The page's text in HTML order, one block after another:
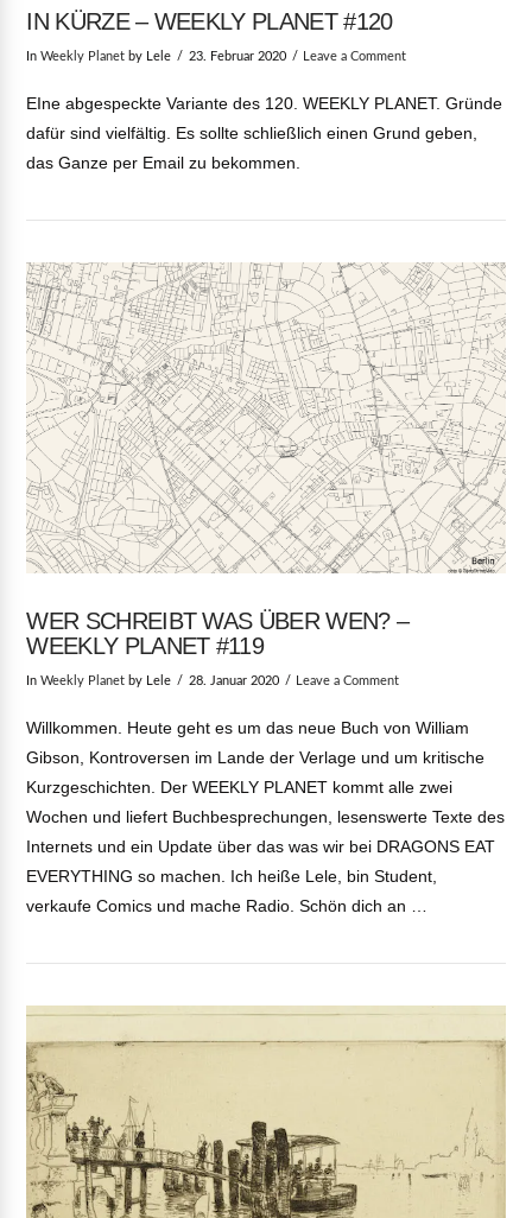
VIEW POST
IN KÜRZE – WEEKLY PLANET #120
InWeekly Planet by Lele 23. Februar 2020 Leave a Comment
EIne abgespeckte Variante des 120. WEEKLY PLANET. Gründe
dafür sind vielfältig. Es sollte schließlich einen Grund geben,
das Ganze per Email zu bekommen.
VIEW POST
WER SCHREIBT WAS ÜBER WEN? –
WEEKLY PLANET #119
InWeekly Planet by Lele 28. Januar 2020 Leave a Comment
Willkommen. Heute geht es um das neue Buch von William
Gibson, Kontroversen im Lande der Verlage und um kritische
Kurzgeschichten. Der WEEKLY PLANET kommt alle zwei
Wochen und liefert Buchbesprechungen, lesenswerte Texte des
Internets und ein Update über das was wir bei DRAGONS EAT
EVERYTHING so machen. Ich heiße Lele, bin Student,
verkaufe Comics und mache Radio. Schön dich an …